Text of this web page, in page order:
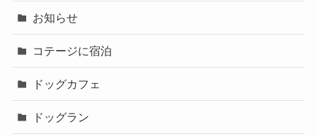
お知らせ
コテージに宿泊
ドッグカフェ
ドッグラン